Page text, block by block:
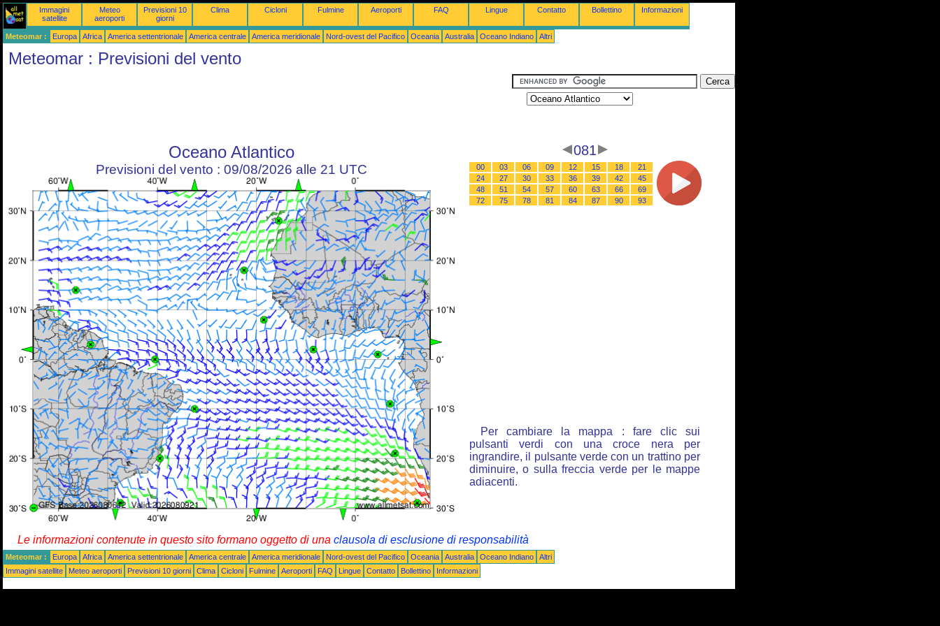
Immagini
satellite
Meteo
aeroporti
Previsioni 10
giorni
Clima Cicloni Fulmine Aeroporti FAQ Lingue Contatto Bollettino Informazioni
Meteomar : Europa Africa America settentrionale America centrale America meridionale Nord-ovest del Pacifico Oceania Australia Oceano Indiano Altri
Meteomar : Previsioni del vento
Oceano Atlantico
Previsioni del vento : 09/08/2026 alle 21 UTC
081
00 03 06 09 12 15 18
21
24
27 30 33 36 39 42
45
48
51 54 57 60 63 66
69
72
75 78 81 84 87 90 93
Per cambiare la mappa : fare clic sui
pulsanti verdi con una croce nera per
ingrandire, il pulsante verde con un trattino per
diminuire, o sulla freccia verde per le mappe
adiacenti.
Le informazioni contenute in questo sito formano oggetto di una clausola di esclusione di responsabilità
Meteomar : Europa Africa America settentrionale America centrale America meridionale Nord-ovest del Pacifico Oceania Australia Oceano Indiano
Altri
Immagini satellite
Meteo aeroporti Previsioni 10 giorni Clima Cicloni Fulmine Aeroporti FAQ Lingue Contatto Bollettino Informazioni